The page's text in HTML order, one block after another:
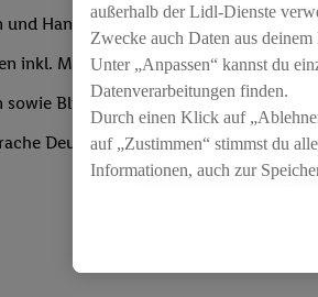
und Handeln
inkl. Möglichkeit zur
Blick für das Wesentliche
Deutsch oder Französisch,
außerhalb der Lidl-Dienste
Zwecke auch Daten aus
Unter „Anpassen“ kannst du
Datenverarbeitungen finden.
Durch einen Klick auf
auf „Zustimmen“ stimmst du
Informationen, auch zur